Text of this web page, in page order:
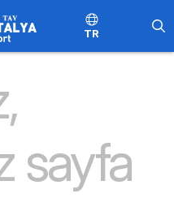
TR
sayfa